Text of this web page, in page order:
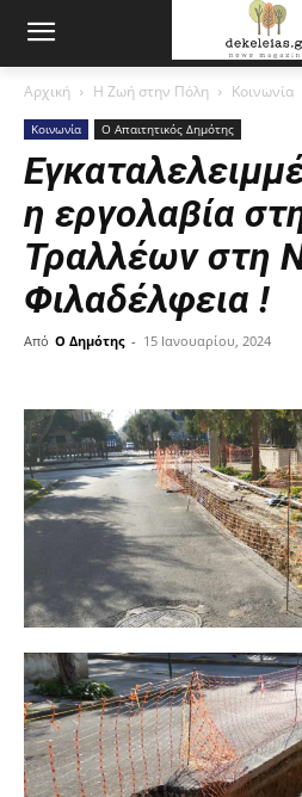
Αρχική Η Ζωή στην Πόλη Κοινωνία
Κοινωνία Ο Απαιτητικός Δημότης
η εργολαβία
Τραλλέων στη
Φιλαδέλφεια !
Από Ο Δημότης - 15 Ιανουαρίου, 2024